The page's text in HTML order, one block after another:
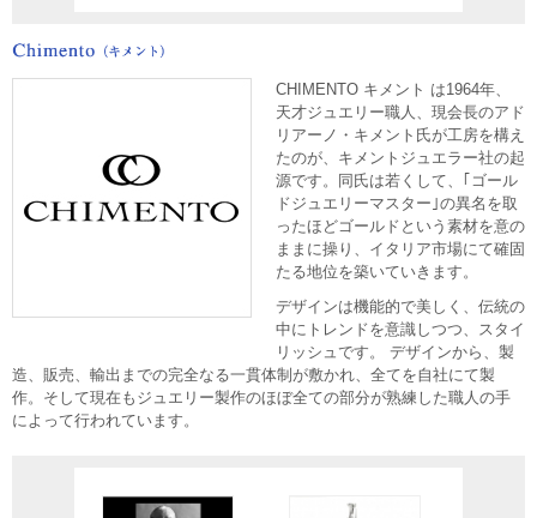
CHIMENTO キメント は1964年、
天才ジュエリー職人、現会長のアド
リアーノ・キメント氏が工房を構え
たのが、キメントジュエラー社の起
源です。同氏は若くして、｢ゴール
ドジュエリーマスター｣の異名を取
ったほどゴールドという素材を意の
ままに操り、イタリア市場にて確固
たる地位を築いていきます。
デザインは機能的で美しく、伝統の
中にトレンドを意識しつつ、スタイ
リッシュです。 デザインから、製
造、販売、輸出までの完全なる一貫体制が敷かれ、全てを自社にて製
作。そして現在もジュエリー製作のほぼ全ての部分が熟練した職人の手
によって行われています。